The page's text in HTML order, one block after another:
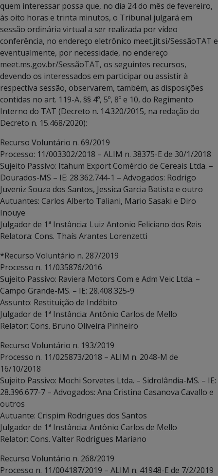
quem interessar possa que, no dia 24 do mês de fevereiro,
às oito horas e trinta minutos, o Tribunal julgará em
sessão ordinária virtual a ser realizada por vídeo
conferência, no endereço eletrônico meet.jit.si/SessãoTAT e
eventualmente, por necessidade, no endereço
meet.ms.gov.br/SessãoTAT, os seguintes recursos,
devendo os interessados em participar ou assistir à
respectiva sessão, observarem, também, as disposições
contidas no art. 119-A, §§ 4º, 5º, 8º e 10, do Regimento
Interno do TAT (Decreto n. 14.320/2015, na redação do
Decreto n. 15.468/2020):
Recurso Voluntário n. 69/2019
Processo: 11/003302/2018 – ALIM n. 38375-E de 30/1/2018
Sujeito Passivo: Itahum Export Comércio de Cereais Ltda. –
Dourados-MS – IE: 28.362.744-1 – Advogados: Rodrigo
Juveniz Souza dos Santos, Jessica Garcia Batista e outro
Autuantes: Carlos Alberto Taliani, Mario Sasaki e Diro
Inouye
Julgador de 1ª Instância: Luiz Antonio Feliciano dos Reis
Relatora: Cons. Thaís Arantes Lorenzetti
*Recurso Voluntário n. 287/2019
Processo n. 11/035876/2016
Sujeito Passivo: Raviera Motors Com e Adm Veic Ltda. –
Campo Grande-MS. – IE: 28.408.325-9
Assunto: Restituição de Indébito
Julgador de 1ª Instância: Antônio Carlos de Mello
Relator: Cons. Bruno Oliveira Pinheiro
Recurso Voluntário n. 193/2019
Processo n. 11/025873/2018 – ALIM n. 2048-M de
16/10/2018
Sujeito Passivo: Mochi Sorvetes Ltda. – Sidrolândia-MS. – IE:
28.396.677-7 – Advogados: Ana Cristina Casanova Cavallo e
outros
Autuante: Crispim Rodrigues dos Santos
Julgador de 1ª Instância: Antônio Carlos de Mello
Relator: Cons. Valter Rodrigues Mariano
Recurso Voluntário n. 268/2019
Processo n. 11/004187/2019 – ALIM n. 41948-E de 7/2/2019